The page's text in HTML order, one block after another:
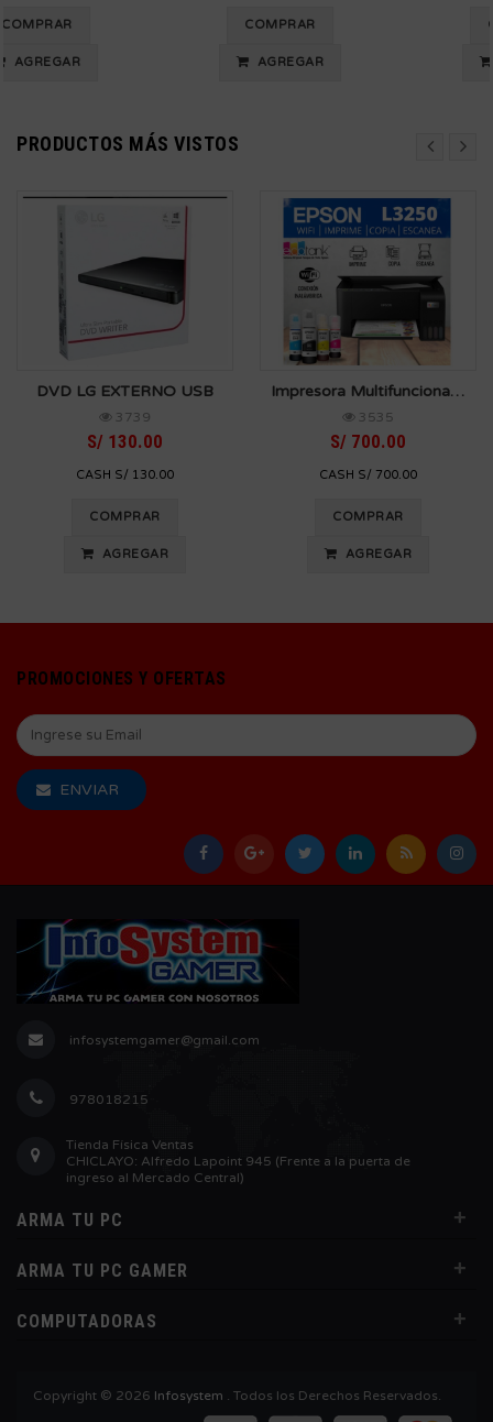
PRODUCTOS MÁS VISTOS
DVD LG EXTERNO USB
3739
S/ 130.00
CASH S/ 130.00
COMPRAR
AGREGAR
Impresora Multifuncional Epson L3250 WIFI
3535
S/ 700.00
CASH S/ 700.00
COMPRAR
AGREGAR
PROMOCIONES Y OFERTAS
ENVIAR
infosystemgamer@gmail.com
978018215
Tienda Física Ventas
CHICLAYO: Alfredo Lapoint 945 (Frente a la puerta de
ingreso al Mercado Central)
ARMA TU PC +
ARMA TU PC GAMER +
COMPUTADORAS +
Copyright © 2026 Infosystem . Todos los Derechos Reservados.